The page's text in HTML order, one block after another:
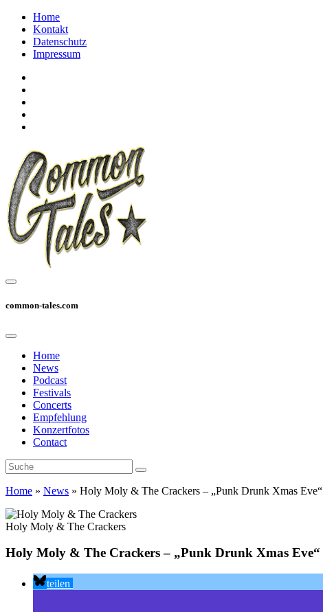
Home
Kontakt
Datenschutz
Impressum
common-tales.com
Home
News
Podcast
Festivals
Concerts
Empfehlung
Konzertfotos
Contact
Home » News » Holy Moly & The Crackers – „Punk Drunk Xmas Eve“
Holy Moly & The Crackers
Holy Moly & The Crackers – „Punk Drunk Xmas Eve“
teilen